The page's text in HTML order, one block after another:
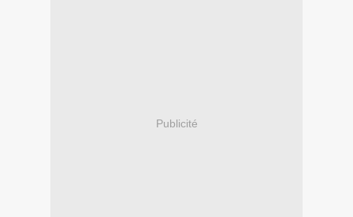
Publicité